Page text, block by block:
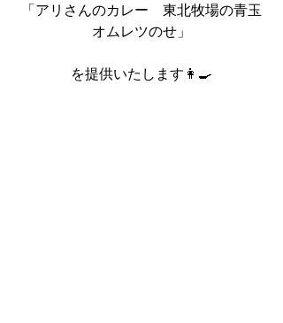
「アリさんのカレー　東北牧場の青玉
オムレツのせ」
を提供いたします👩‍🍳